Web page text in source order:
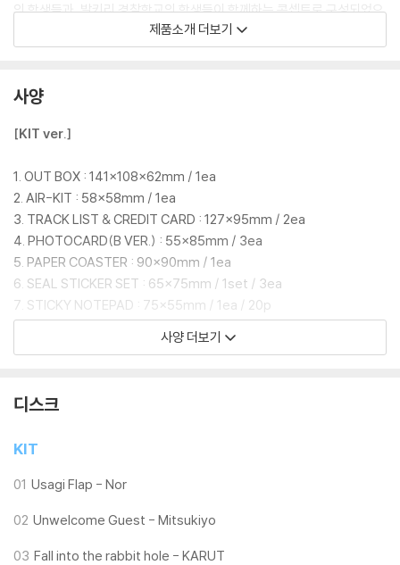
의 학생들과, 발키리 경찰학교의 학생들이 함께하는 콘셉트로 구성되었으
며, 총 28개의 트랙이 수록되어 있다. 패키지는 2CD로 구성된 CD 패키지
와 모바일에서 재생 가능한 KIT 패키지, 두 가지 타입 중 취향에 따라 선택
선생님께 사랑받은 RABBIT 소대의 테마곡 ‘Usagi Flap’, 이벤트 스토리
1°C ‘은 물론, 발키리 경찰학교의 학생들을 둘러싼 이벤트 스토리 ‘Say-Bi
ng!’의 대표 테마곡 'Ramune Lagoon’, 그리고 많은 선생님께 깊은 인상
을 남긴 이벤트 스토리 ‘빛으로 나아가는 그녀들의 소야곡’의 테마곡 ‘Yum
eji Party’ 등 다양한 OST가 앨범 전반에 걸쳐 풍성하게 담겨 있다.
이번 패키지는 선택 사양에 따라 RABBIT 소대 테마 또는 발키리 경찰학교
테마로 구성된 굿즈가 함께 제공되며, 특전 가구 쿠폰은 패키지 타입과 관
계없이 공통으로 지급되어 4주년의 순간을 고스란히 담아낸 특별한 선물
이 될 것이다.
제품소개 더보기
사양
[KIT ver.]
1. OUT BOX : 141x108x62mm / 1ea
2. AIR-KIT : 58x58mm / 1ea
3. TRACK LIST & CREDIT CARD : 127x95mm / 2ea
4. PHOTOCARD(B VER.) : 55x85mm / 3ea
5. PAPER COASTER : 90x90mm / 1ea
6. SEAL STICKER SET : 65x75mm / 1set / 3ea
7. STICKY NOTEPAD : 75x55mm / 1ea / 20p
8. ACRYLIC STAND : 118x65x41mm / 1ea
9. METAL BADGE : 39x25mm / 1ea
*SPECIAL ITEM COUPON 관련하여, 실물 쿠폰에 인쇄된 유효기간은
인쇄된 날짜와 무관하게 2026년 12월 31일(목)까지 정상 사용 가능하니
참고 부탁드립니다.
사양 더보기
디스크
KIT
01 Usagi Flap - Nor
02 Unwelcome Guest - Mitsukiyo
03 Fall into the rabbit hole - KARUT